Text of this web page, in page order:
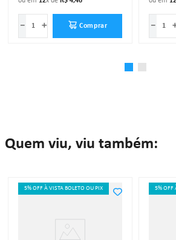
＋
－ Comprar －
Quem viu, viu também:
5% OFF À VISTA BOLETO OU PIX 5% OFF